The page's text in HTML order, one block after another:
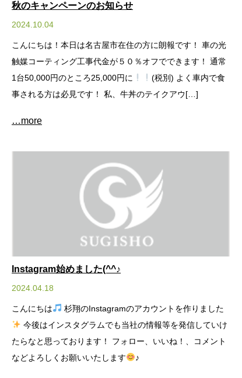
秋のキャンペーンのお知らせ
2024.10.04
こんにちは！本日は名古屋市在住の方に朗報です！ 車の光
触媒コーティング工事代金が５０％オフでできます！ 通常
1台50,000円のところ25,000円に
(税別) よく車内で食
事される方は必見です！ 私、牛丼のテイクアウ[…]
…more
Instagram始めました(^^♪
2024.04.18
こんにちは
杉翔のInstagramのアカウントを作りました
今後はインスタグラムでも当社の情報等を発信していけ
たらなと思っております！ フォロー、いいね！、コメント
などよろしくお願いいたします
♪